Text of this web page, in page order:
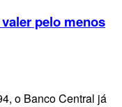
pelo menos
o Banco Central já